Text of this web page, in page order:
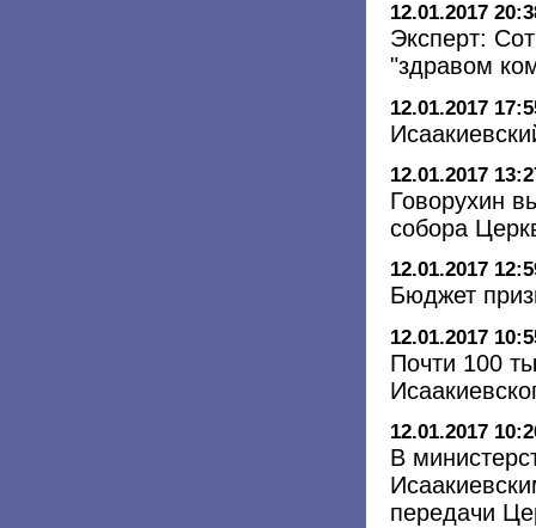
12.01.2017
Эксперт:
"здравом
12.01.2017
12.01.2017
Говорухин
собора
12.01.2017
Бюджет
12.01.2017
Почти 100
12.01.2017
В
передачи